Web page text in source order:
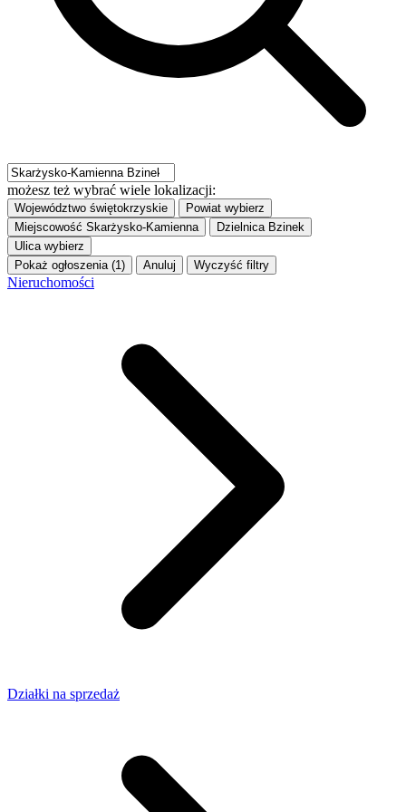
możesz też wybrać wiele lokalizacji:
Województwo świętokrzyskie Powiat wybierz
Miejscowość Skarżysko-Kamienna Dzielnica Bzinek
Ulica wybierz
Pokaż ogłoszenia (1)
Anuluj Wyczyść filtry
Nieruchomości
Działki na sprzedaż